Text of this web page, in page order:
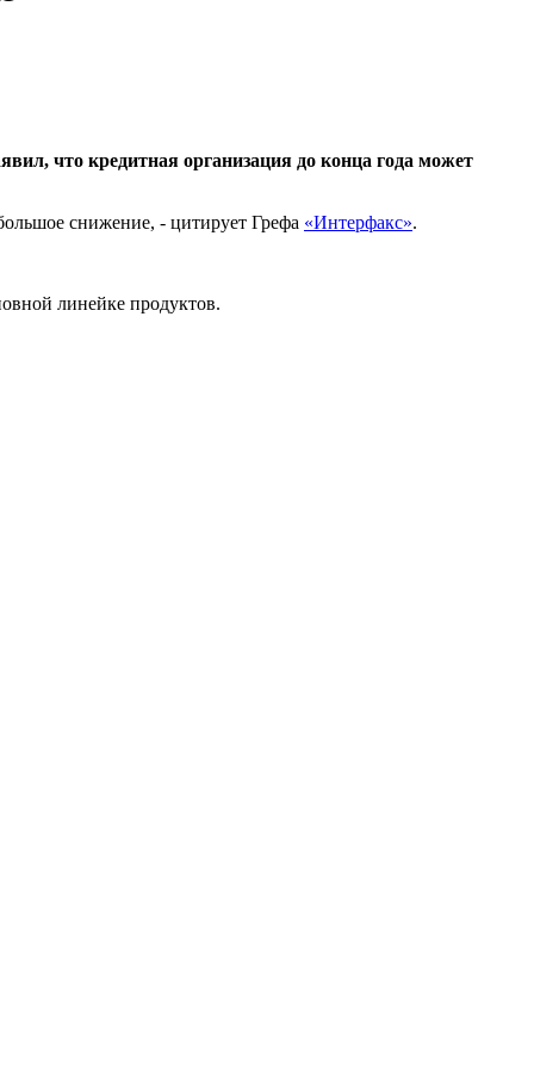
что кредитная организация до конца года может
снижение, - цитирует Грефа «Интерфакс».
линейке продуктов.